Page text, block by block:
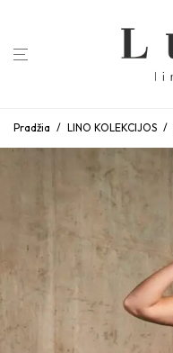
Pradžia / LINO KOLEKCIJOS /